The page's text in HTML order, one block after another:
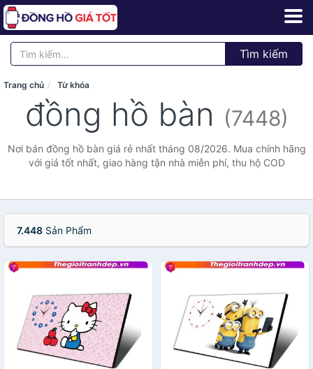
Tìm kiếm
Trang chủ Từ khóa
đồng hồ bàn (7448)
Nơi bán đồng hồ bàn giá rẻ nhất tháng 08/2026. Mua chính hãng
với giá tốt nhất, giao hàng tận nhà miễn phí, thu hộ COD
7.448 Sản Phẩm